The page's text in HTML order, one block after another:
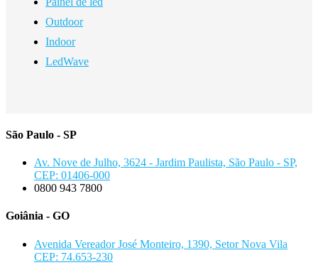
Outdoor
Indoor
LedWave
São Paulo - SP
Av. Nove de Julho, 3624 - Jardim Paulista, São Paulo - SP,
CEP: 01406-000
0800 943 7800
Goiânia - GO
Avenida Vereador José Monteiro, 1390, Setor Nova Vila
CEP: 74.653-230